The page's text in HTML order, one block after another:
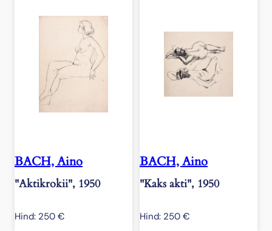
BACH, Aino
"Aktikrokii", 1950
Hind: 250 €
BACH, Aino
"Kaks akti", 1950
Hind: 250 €